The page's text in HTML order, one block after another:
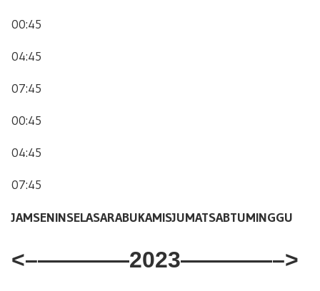
00:45
04:45
07:45
00:45
04:45
07:45
JAMSENINSELASARABUKAMISJUMATSABTUMINGGU
<–————2023————–>